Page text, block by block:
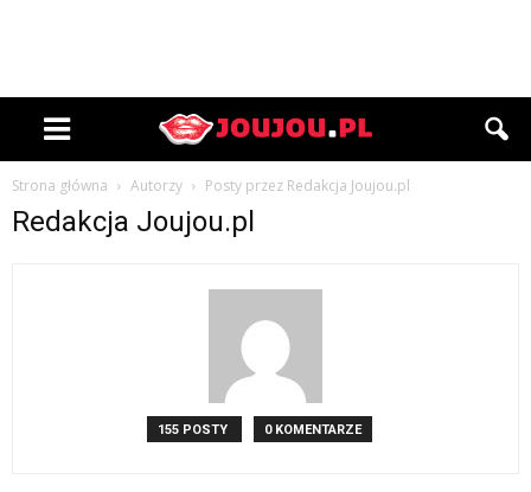
Strona główna Autorzy Posty przez Redakcja Joujou.pl
Redakcja Joujou.pl
155 POSTY 0 KOMENTARZE